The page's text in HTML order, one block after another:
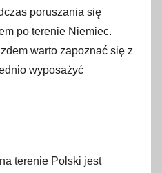
poruszania się
po terenie Niemiec.
warto zapoznać się z
wyposażyć
terenie Polski jest